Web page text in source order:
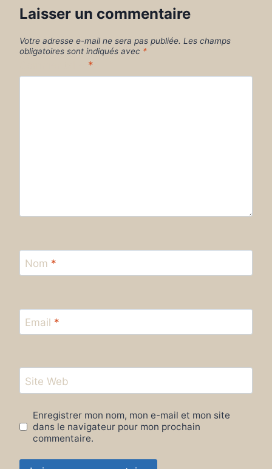
Laisser un commentaire
Votre adresse e-mail ne sera pas publiée. Les champs
obligatoires sont indiqués avec *
*
Nom *
Email *
Site Web
Enregistrer mon nom, mon e-mail et mon site
dans le navigateur pour mon prochain
commentaire.